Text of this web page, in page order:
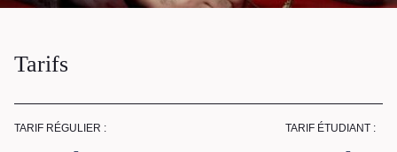
Tarifs
TARIF RÉGULIER : TARIF ÉTUDIANT :